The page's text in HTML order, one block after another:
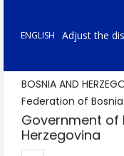
ENGLISH Adjust the
BOSNIA AND
Federation of
Government of
Herzegovina